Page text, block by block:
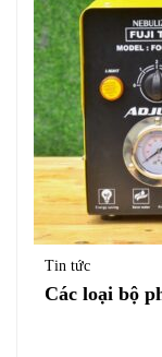
Tin tức
Các loại bộ